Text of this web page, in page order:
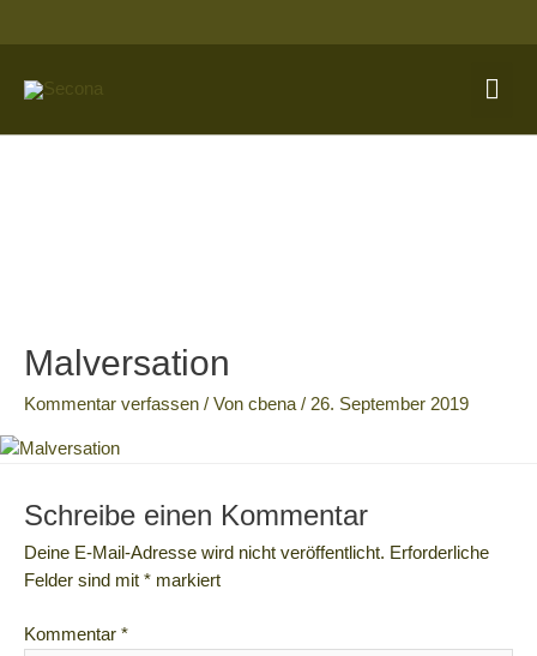
Malversation
Kommentar verfassen / Von cbena / 26. September 2019
Schreibe einen Kommentar
Deine E-Mail-Adresse wird nicht veröffentlicht. Erforderliche
Felder sind mit * markiert
Kommentar *